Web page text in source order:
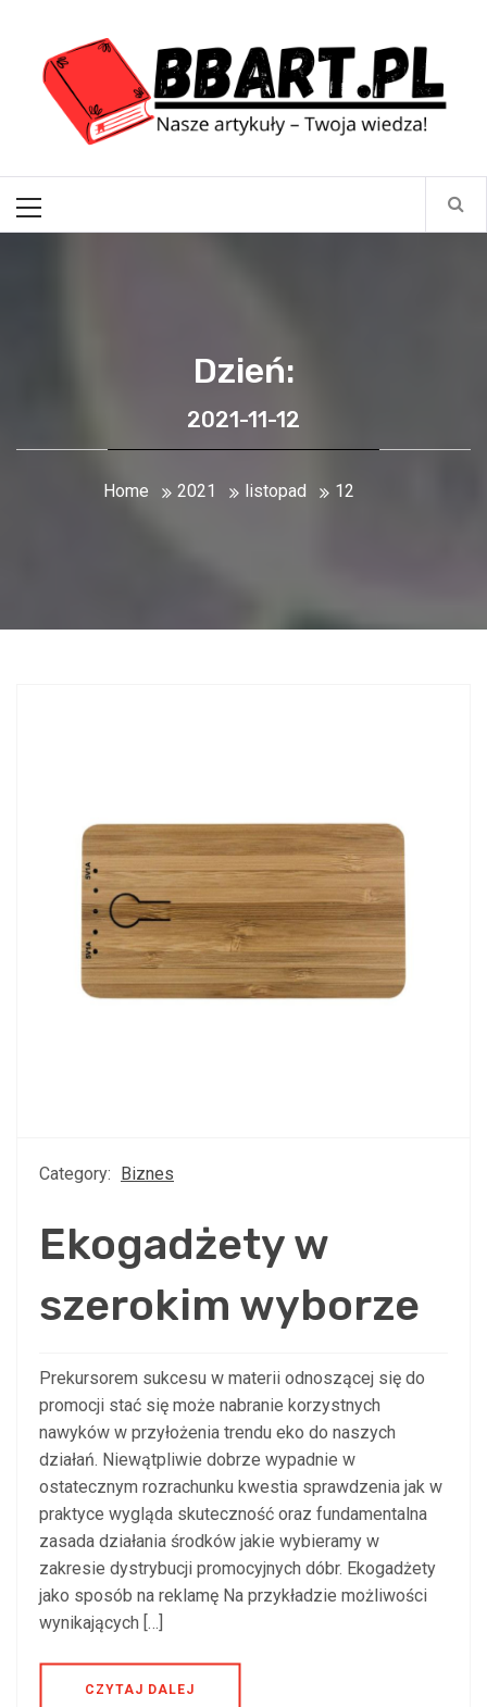
contentBBart.pl
Menu
Dzień:
2021-11-12
Home 2021 listopad 12
Category: Biznes
Ekogadżety w
szerokim wyborze
Prekursorem sukcesu w materii odnoszącej się do
promocji stać się może nabranie korzystnych
nawyków w przyłożenia trendu eko do naszych
działań. Niewątpliwie dobrze wypadnie w
ostatecznym rozrachunku kwestia sprawdzenia jak w
praktyce wygląda skuteczność oraz fundamentalna
zasada działania środków jakie wybieramy w
zakresie dystrybucji promocyjnych dóbr. Ekogadżety
jako sposób na reklamę Na przykładzie możliwości
wynikających […]
CZYTAJ DALEJ